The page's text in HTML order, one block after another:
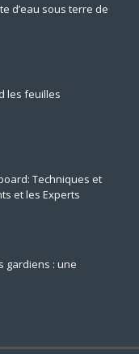
d’eau sous terre de
les feuilles
Techniques et
et les Experts
gardiens : une